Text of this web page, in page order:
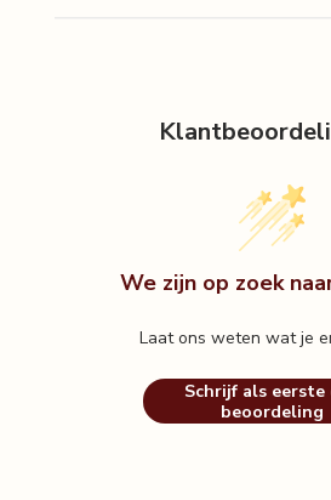
We zijn op zoek
Laat ons weten wat je
Schrijf als eerste
beoordeling